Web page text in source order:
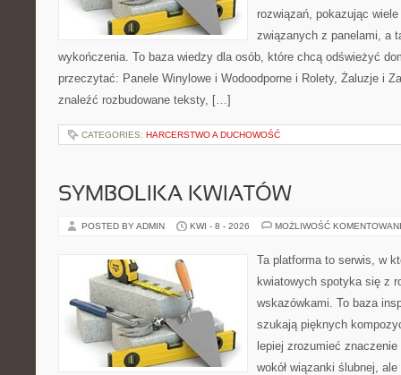
rozwiązań, pokazując
związanych z panelami, a
wykończenia. To baza wiedzy dla osób, które chcą odświeżyć
przeczytać: Panele Winylowe i Wodoodporne i Rolety, Żaluzje i
znaleźć rozbudowane teksty, […]
CATEGORIES: HARCERSTWO A DUCHOWOŚĆ
SYMBOLIKA KWIATÓW
POSTED BY ADMIN KWI - 8 - 2026 MOŻLIWOŚĆ
Ta platforma to serwis, w
kwiatowych spotyka się z
wskazówkami. To baza
szukają pięknych
lepiej zrozumieć
wokół wiązanki ślubnej,